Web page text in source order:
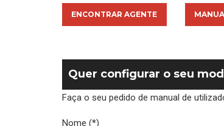
ENCONTRAR AGENTE
Quer configurar o seu
Faça o seu pedido de manual de
Nome (*)